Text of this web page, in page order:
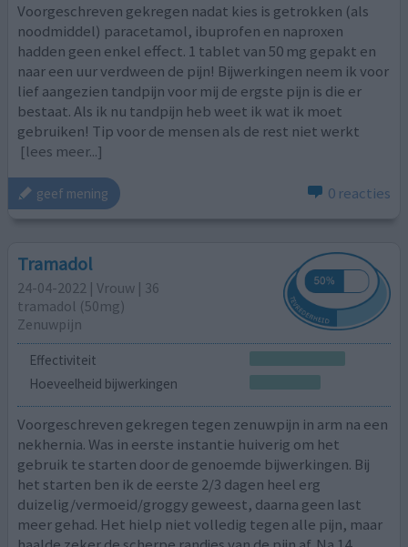
Voorgeschreven gekregen nadat kies is getrokken (als
noodmiddel) paracetamol, ibuprofen en naproxen
hadden geen enkel effect. 1 tablet van 50 mg gepakt en
naar een uur verdween de pijn! Bijwerkingen neem ik voor
lief aangezien tandpijn voor mij de ergste pijn is die er
bestaat. Als ik nu tandpijn heb weet ik wat ik moet
gebruiken! Tip voor de mensen als de rest niet werkt
[lees meer...]
geef mening 0 reacties
Tramadol
24-04-2022 | Vrouw | 36
tramadol (50mg)
Zenuwpijn
Effectiviteit
Hoeveelheid bijwerkingen
Voorgeschreven gekregen tegen zenuwpijn in arm na een
nekhernia. Was in eerste instantie huiverig om het
gebruik te starten door de genoemde bijwerkingen. Bij
het starten ben ik de eerste 2/3 dagen heel erg
duizelig/vermoeid/groggy geweest, daarna geen last
meer gehad. Het hielp niet volledig tegen alle pijn, maar